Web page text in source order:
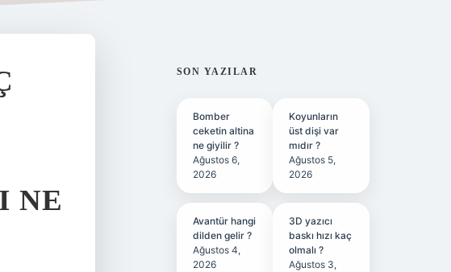
NE
SIDEBAR
SON YAZILAR
Bomber
ceketin altina
ne giyilir ?
Ağustos 6,
2026
Koyunların
üst dişi var
mıdır ?
Ağustos 5,
2026
Avantür hangi
dilden gelir ?
Ağustos 4,
2026
3D yazıcı
baskı hızı kaç
olmalı ?
Ağustos 3,